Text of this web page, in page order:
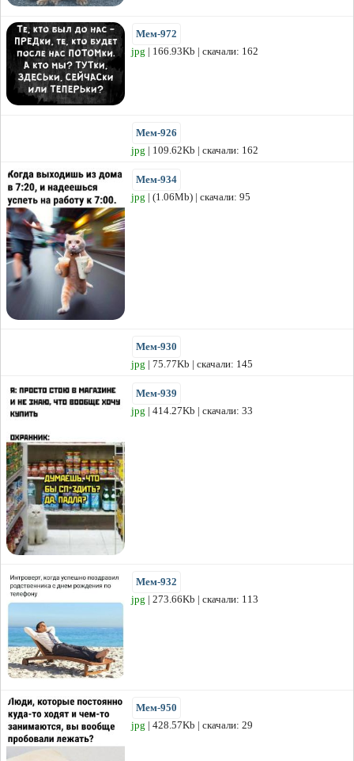
Мем-972
jpg | 166.93Kb | скачали: 162
Мем-926
jpg | 109.62Kb | скачали: 162
Мем-934
jpg | (1.06Mb) | скачали: 95
Мем-930
jpg | 75.77Kb | скачали: 145
Мем-939
jpg | 414.27Kb | скачали: 33
Мем-932
jpg | 273.66Kb | скачали: 113
Мем-950
jpg | 428.57Kb | скачали: 29